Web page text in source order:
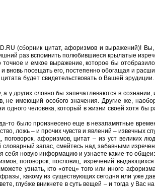
(сборник цитат, афоризмов и выражений)!
раз вспомнить полюбившиеся крылатые
и емкое выражение, которое бы
посещать его, постепенно обогащая и
будет свидетельствовать о Вашей
у других словно бы запечатлеваются в
имеющий особого значения. Другие же,
человека, который в жизни своей хотя бы
то было произнесено еще в незапамятные
ложь – и прочих чувств и явлений – извечных
афоризмов, цитат – из уст великих
запас, смейтесь над забавными
новую информацию и узнаете какие-то
поговорок, пословиц, изречений
узнать, кто «отец» того или иного
какому из существующих сегодня или уже
глубже вникнете в суть вещей – и тогда у Вас